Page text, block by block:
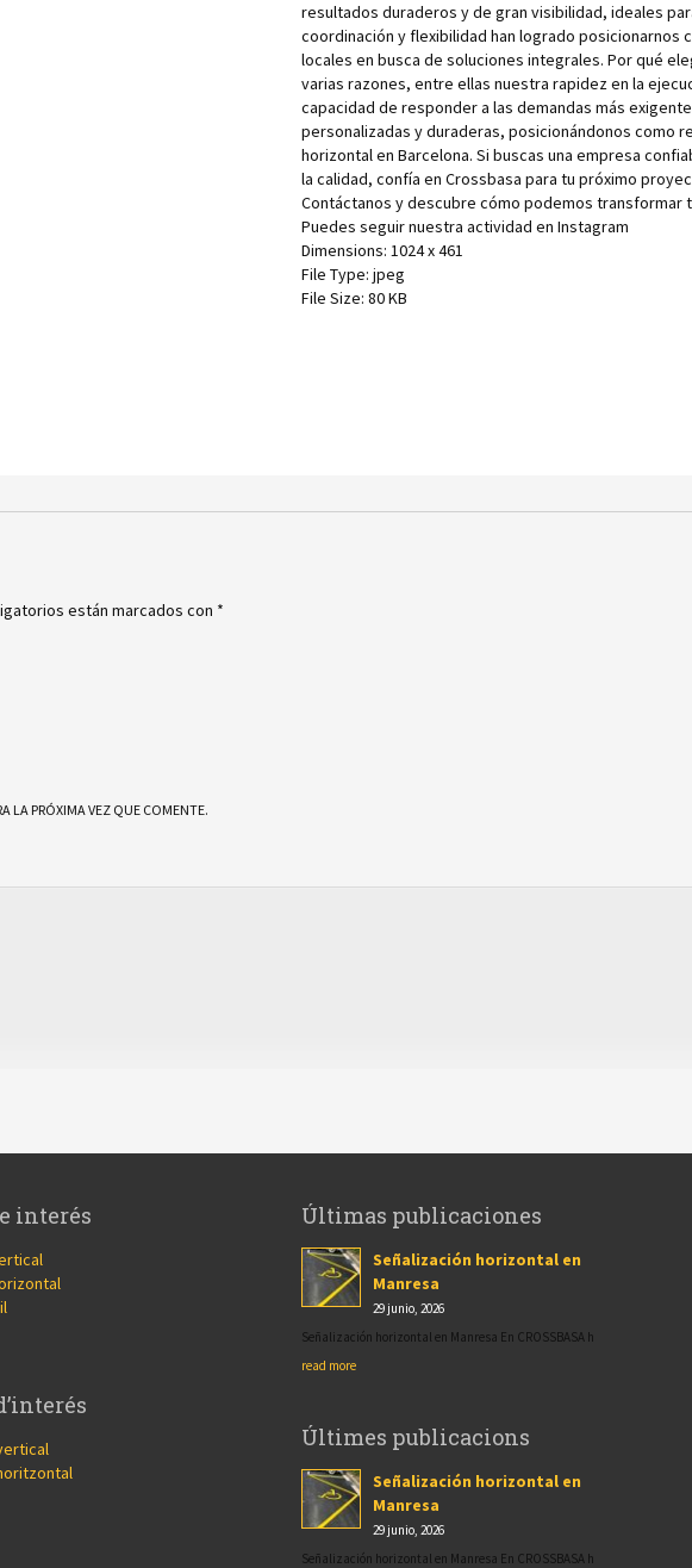
resultados duraderos y de gran visibilidad, ideales
coordinación y flexibilidad han logrado
locales en busca de soluciones integrales. Por qué
varias razones, entre ellas nuestra rapidez en la
capacidad de responder a las demandas más
personalizadas y duraderas, posicionándonos como
horizontal en Barcelona. Si buscas una empresa
la calidad, confía en Crossbasa para tu próximo
Contáctanos y descubre cómo podemos transformar
Puedes seguir nuestra actividad en Instagram
Dimensions: 1024 x 461
File Type: jpeg
File Size: 80 KB
están marcados con *
LA PRÓXIMA VEZ QUE COMENTE.
interés Últimas publicaciones
Señalización horizontal en
Manresa
29 junio, 2026
Señalización horizontal en Manresa En CROSSBASA h
read more
Últimes publicacions
Señalización horizontal en
Manresa
29 junio, 2026
Señalización horizontal en Manresa En CROSSBASA h